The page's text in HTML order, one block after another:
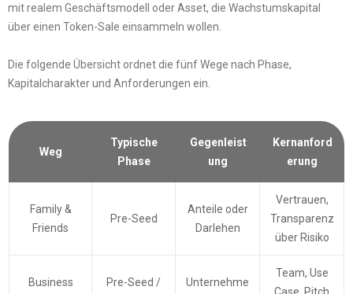
mit realem Geschäftsmodell oder Asset, die Wachstumskapital
über einen Token-Sale einsammeln wollen.
Die folgende Übersicht ordnet die fünf Wege nach Phase,
Kapitalcharakter und Anforderungen ein.
Weg
Typische
Phase
Gegenleist
ung
Kernanford
erung
Family &
Friends
Pre-Seed
Anteile oder
Darlehen
Vertrauen,
Transparenz
über Risiko
Business
Pre-Seed /
Unternehme
Team, Use